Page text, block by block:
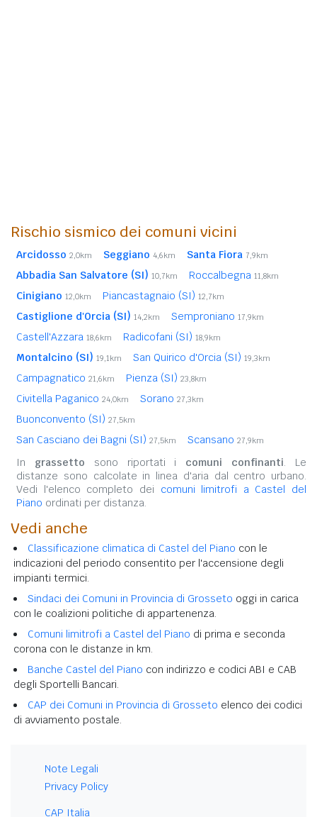
Rischio sismico dei comuni vicini
Arcidosso 2,0km Seggiano 4,6km Santa Fiora 7,9km
Abbadia San Salvatore (SI) 10,7km Roccalbegna 11,8km
Cinigiano 12,0km Piancastagnaio (SI) 12,7km
Castiglione d'Orcia (SI) 14,2km Semproniano 17,9km
Castell'Azzara 18,6km Radicofani (SI) 18,9km
Montalcino (SI) 19,1km San Quirico d'Orcia (SI) 19,3km
Campagnatico 21,6km Pienza (SI) 23,8km
Civitella Paganico 24,0km Sorano 27,3km
Buonconvento (SI) 27,5km
San Casciano dei Bagni (SI) 27,5km Scansano 27,9km
In grassetto sono riportati i comuni confinanti. Le
distanze sono calcolate in linea d'aria dal centro urbano.
Vedi l'elenco completo dei comuni limitrofi a Castel del
Piano ordinati per distanza.
Vedi anche
Classificazione climatica di Castel del Piano con le
indicazioni del periodo consentito per l'accensione degli
impianti termici.
Sindaci dei Comuni in Provincia di Grosseto oggi in carica
con le coalizioni politiche di appartenenza.
Comuni limitrofi a Castel del Piano di prima e seconda
corona con le distanze in km.
Banche Castel del Piano con indirizzo e codici ABI e CAB
degli Sportelli Bancari.
CAP dei Comuni in Provincia di Grosseto elenco dei codici
di avviamento postale.
Note Legali
Privacy Policy
CAP Italia